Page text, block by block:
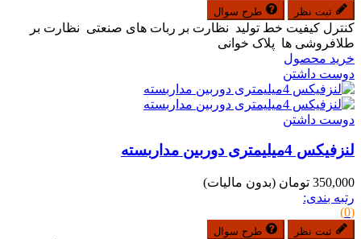
ثبت نظر طرح سوال
کنترل کیفیت خط تولید نظارت بر ربات های صنعتی نظارت بر
طلافروشی ها پلاک خوانی
خرید محصول
دوست داشتن
دوست داشتن
لنزفیکس 4میلیمتری دوربین مداربسته
350,000 تومان
(بدون مالیات)
رتبه بندی:
(0)
ثبت نظر طرح سوال